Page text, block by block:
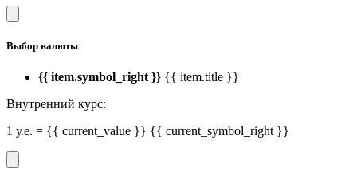
Выбор валюты
{{ item.symbol_right }} {{ item.title }}
Внутренний курс:
1 у.е. = {{ current_value }} {{ current_symbol_right }}